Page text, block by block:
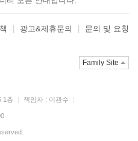
| 광고&제휴문의 |
문의 및 요청
Family Site
1층 | 책임자 : 이관수 |